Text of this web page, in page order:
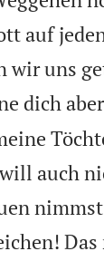
auf
wir uns
dich
auch
Das